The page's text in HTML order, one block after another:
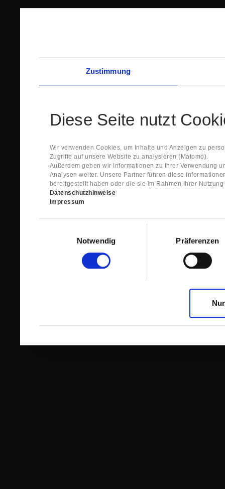
Zustimmung
Diese Seite nutzt
Wir verwenden Cookies, um Inhalte und Anzeigen zu
Zugriffe auf unsere Website zu analysieren (Matomo).
Außerdem geben wir Informationen zu Ihrer Verwendung
Analysen weiter. Unsere Partner führen diese
bereitgestellt haben oder die sie im Rahmen Ihrer
Datenschutzhinweise
Impressum
Notwendig
Präferenzen